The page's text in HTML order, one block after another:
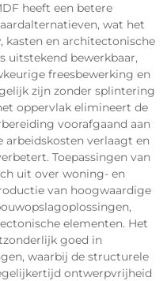
heeft een betere
wat het
kasten en architectonische
uitstekend bewerkbaar,
freesbewerking en
zijn zonder splintering
oppervlak elimineert de
voorafgaand aan
arbeidskosten verlaagt en
Toepassingen van
uit over woning- en
van hoogwaardige
elementen. Het
goed in
waarbij de structurele
ontwerpvrijheid